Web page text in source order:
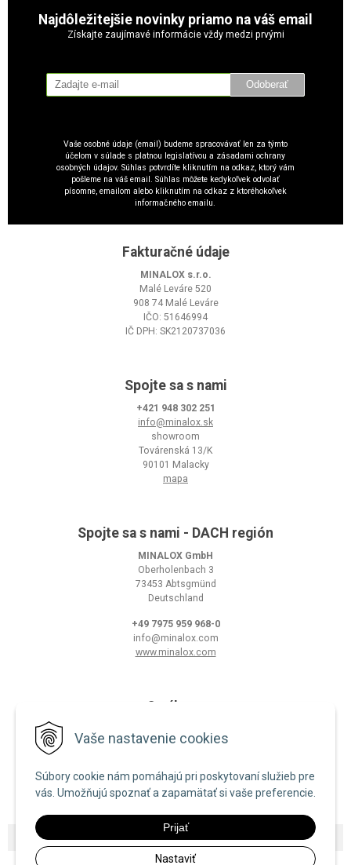
Vaše nastavenie cookies
Súbory cookie nám pomáhajú pri poskytovaní služieb pre
vás. Umožňujú spoznať a zapamätať si vaše preferencie.
Prijať
Nastaviť
Najdôležitejšie novinky priamo na váš email
Získajte zaujímavé informácie vždy medzi prvými
Odoberať
Vaše osobné údaje (email) budeme spracovávať len za týmto
účelom v súlade s platnou legislatívou a zásadami ochrany
osobných údajov. Súhlas potvrdíte kliknutím na odkaz, ktorý vám
pošleme na váš email. Súhlas môžete kedykoľvek odvolať
písomne, emailom alebo kliknutím na odkaz z ktoréhokoľvek
informačného emailu.
Fakturačné údaje
MINALOX s.r.o.
Malé Leváre 520
908 74 Malé Leváre
IČO: 51646994
IČ DPH: SK2120737036
Spojte sa s nami
+421 948 302 251
info@minalox.sk
showroom
Továrenská 13/K
90101 Malacky
mapa
Spojte sa s nami - DACH región
MINALOX GmbH
Oberholenbach 3
73453 Abtsgmünd
Deutschland
+49 7975 959 968-0
info@minalox.com
www.minalox.com
O nákupe
Zásady používania cookies